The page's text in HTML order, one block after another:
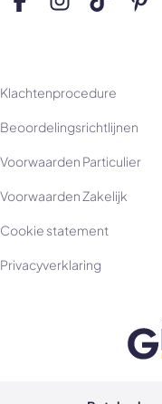
Volg ons op
Volg ons op
Volg ons
Klachtenprocedure
Beoordelingsrichtlijnen
Voorwaarden Particulier
Voorwaarden Zakelijk
Cookie statement
Privacyverklaring